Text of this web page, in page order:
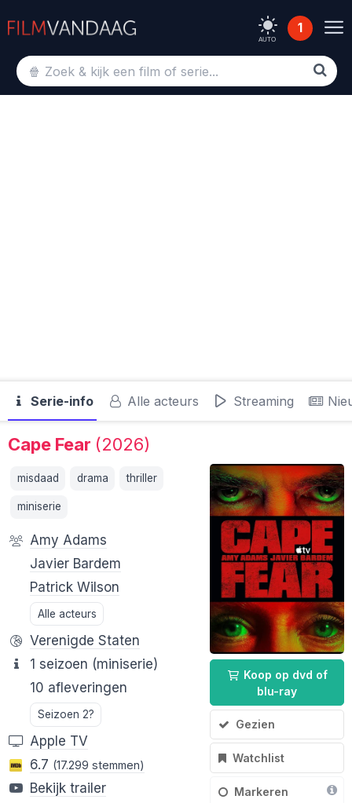
AUTO
1
Serie-info Alle acteurs Streaming
Cape Fear (2026)
Koop op dvd of
blu-ray
Gezien
Watchlist
Markeren
misdaad drama thriller
miniserie
Amy Adams
Javier Bardem
Patrick Wilson
Alle acteurs
Verenigde Staten
1 seizoen (miniserie)
10 afleveringen
Seizoen 2?
Apple TV
6.7 (17.299 stemmen)
Bekijk trailer